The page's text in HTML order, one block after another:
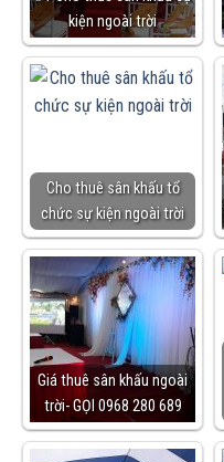
kiện ngoài trời
Cho thuê sân khấu tổ
chức sự kiện ngoài trời
Giá thuê sân khấu ngoài
trời- GỌI 0968 280 689